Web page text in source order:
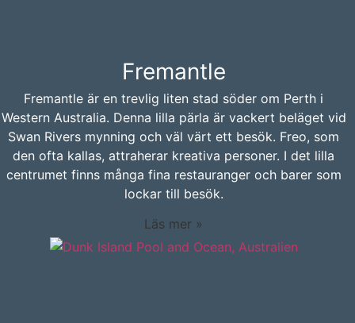
Fremantle
Fremantle är en trevlig liten stad söder om Perth i
Western Australia. Denna lilla pärla är vackert beläget vid
Swan Rivers mynning och väl värt ett besök. Freo, som
den ofta kallas, attraherar kreativa personer. I det lilla
centrumet finns många fina restauranger och barer som
lockar till besök.
Läs mer »